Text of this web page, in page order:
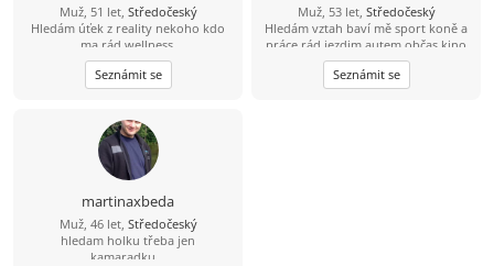
Muž, 51 let, Středočeský
Hledám úťek z reality nekoho kdo
ma rád wellness.
Seznámit se
Muž, 53 let, Středočeský
Hledám vztah baví mě sport koně a
práce rád jezdim autem občas kino
Seznámit se
martinaxbeda
Muž, 46 let, Středočeský
hledam holku třeba jen
kamaradku...